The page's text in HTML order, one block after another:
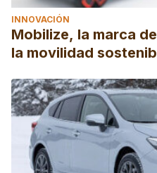
INNOVACIÓN
Mobilize, la marca
la movilidad